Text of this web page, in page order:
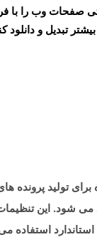
تبدیل و دانلود
می شود. این
استفاده